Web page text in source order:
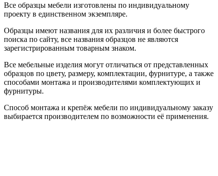
Все образцы мебели изготовлены по индивидуальному
проекту в единственном экземпляре.
Образцы имеют названия для их различия и более быстрого
поиска по сайту, все названия образцов не являются
зарегистрированным товарным знаком.
Все мебельные изделия могут отличаться от представленных
образцов по цвету, размеру, комплектации, фурнитуре, а также
способами монтажа и производителями комплектующих и
фурнитуры.
Способ монтажа и крепёж мебели по индивидуальному заказу
выбирается производителем по возможности её применения.